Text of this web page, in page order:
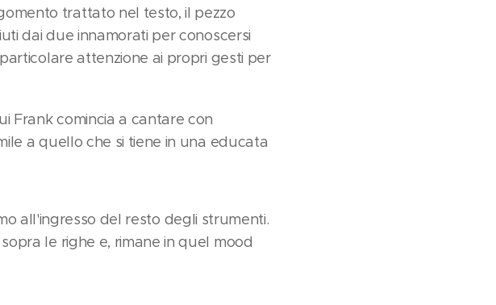
trattato nel testo, il pezzo
dai due innamorati per conoscersi
attenzione ai propri gesti per
Frank comincia a cantare con
a quello che si tiene in una educata
all'ingresso del resto degli strumenti.
le righe e, rimane in quel mood